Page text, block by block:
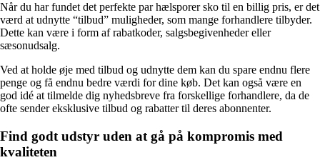
Når du har fundet det perfekte par hælsporer sko til en billig pris, er det
værd at udnytte “tilbud” muligheder, som mange forhandlere tilbyder.
Dette kan være i form af rabatkoder, salgsbegivenheder eller
sæsonudsalg.
Ved at holde øje med tilbud og udnytte dem kan du spare endnu flere
penge og få endnu bedre værdi for dine køb. Det kan også være en
god idé at tilmelde dig nyhedsbreve fra forskellige forhandlere, da de
ofte sender eksklusive tilbud og rabatter til deres abonnenter.
Find godt udstyr uden at gå på kompromis med
kvaliteten